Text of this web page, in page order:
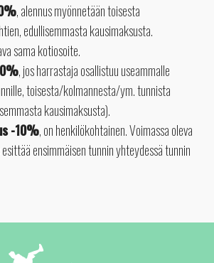
, alennus myönnetään toisesta
edullisemmasta kausimaksusta.
sama kotiosoite.
, jos harrastaja osallistuu useammalle
toisesta/kolmannesta/ym. tunnista
kausimaksusta).
-10%, on henkilökohtainen. Voimassa oleva
ensimmäisen tunnin yhteydessä tunnin